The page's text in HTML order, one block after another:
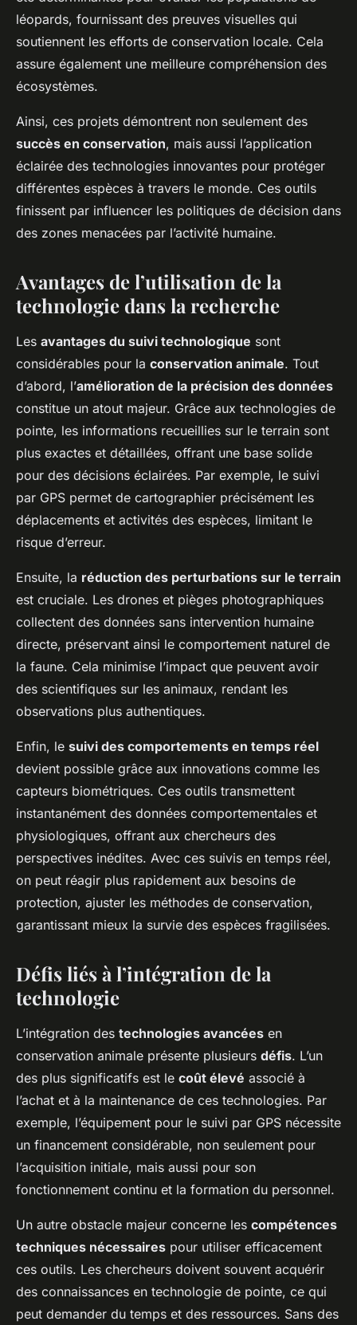
léopards, fournissant des preuves visuelles qui
soutiennent les efforts de conservation locale. Cela
assure également une meilleure compréhension des
écosystèmes.
Ainsi, ces projets démontrent non seulement des
succès en conservation, mais aussi l’application
éclairée des technologies innovantes pour protéger
différentes espèces à travers le monde. Ces outils
finissent par influencer les politiques de décision dans
des zones menacées par l’activité humaine.
Avantages de l’utilisation de la
technologie dans la recherche
Les avantages du suivi technologique sont
considérables pour la conservation animale. Tout
d’abord, l’amélioration de la précision des données
constitue un atout majeur. Grâce aux technologies de
pointe, les informations recueillies sur le terrain sont
plus exactes et détaillées, offrant une base solide
pour des décisions éclairées. Par exemple, le suivi
par GPS permet de cartographier précisément les
déplacements et activités des espèces, limitant le
risque d’erreur.
Ensuite, la réduction des perturbations sur le terrain
est cruciale. Les drones et pièges photographiques
collectent des données sans intervention humaine
directe, préservant ainsi le comportement naturel de
la faune. Cela minimise l’impact que peuvent avoir
des scientifiques sur les animaux, rendant les
observations plus authentiques.
Enfin, le suivi des comportements en temps réel
devient possible grâce aux innovations comme les
capteurs biométriques. Ces outils transmettent
instantanément des données comportementales et
physiologiques, offrant aux chercheurs des
perspectives inédites. Avec ces suivis en temps réel,
on peut réagir plus rapidement aux besoins de
protection, ajuster les méthodes de conservation,
garantissant mieux la survie des espèces fragilisées.
Défis liés à l’intégration de la
technologie
L’intégration des technologies avancées en
conservation animale présente plusieurs défis. L’un
des plus significatifs est le coût élevé associé à
l’achat et à la maintenance de ces technologies. Par
exemple, l’équipement pour le suivi par GPS nécessite
un financement considérable, non seulement pour
l’acquisition initiale, mais aussi pour son
fonctionnement continu et la formation du personnel.
Un autre obstacle majeur concerne les compétences
techniques nécessaires pour utiliser efficacement
ces outils. Les chercheurs doivent souvent acquérir
des connaissances en technologie de pointe, ce qui
peut demander du temps et des ressources. Sans des